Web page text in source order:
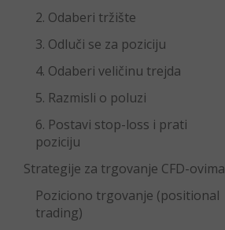
2. Odaberi tržište
3. Odluči se za poziciju
4. Odaberi veličinu trejda
5. Razmisli o poluzi
6. Postavi stop-loss i prati
poziciju
Strategije za trgovanje CFD-ovima
Poziciono trgovanje (positional
trading)